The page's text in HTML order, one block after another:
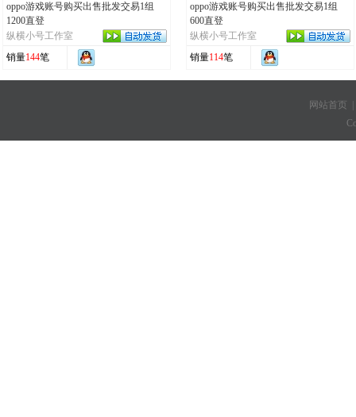
oppo游戏账号购买出售批发交易1组
1200直登
纵横小号工作室
销量144笔
oppo游戏账号购买出售批发交易1组
600直登
纵横小号工作室
销量114笔
网站首页